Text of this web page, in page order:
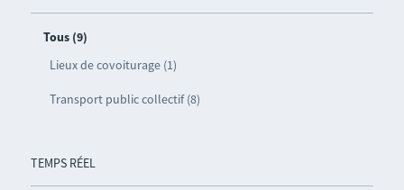
Tous (9)
Lieux de covoiturage (1)
Transport public collectif (8)
TEMPS RÉEL